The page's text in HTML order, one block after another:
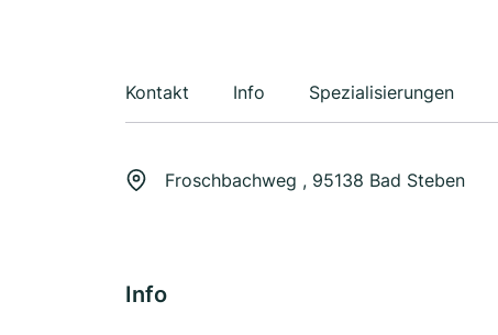
Kontakt Info Spezialisierungen
Froschbachweg , 95138 Bad Steben
Info